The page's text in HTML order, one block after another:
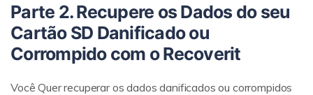
Parte 2. Recupere os Dados do seu
Cartão SD Danificado ou
Corrompido com o Recoverit
Você Quer recuperar os dados danificados ou corrompidos